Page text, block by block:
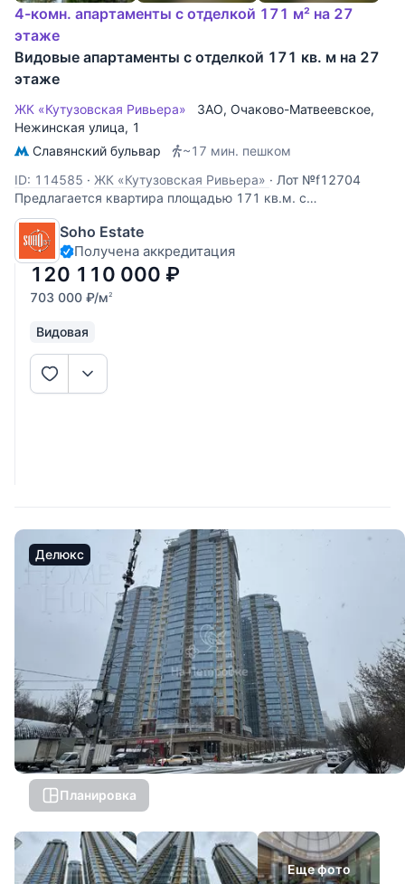
4-комн. апартаменты с отделкой 171 м² на 27
этаже
Видовые апартаменты с отделкой 171 кв. м на 27
этаже
ЖК «Кутузовская Ривьера» ЗАО, Очаково-Матвеевское,
Нежинская улица, 1
Славянский бульвар
~17 мин. пешком
ID: 114585 · ЖК «Кутузовская Ривьера» · Лот №f12704
Предлагается квартира площадью 171 кв.м. с
дизайнерской отделкой. Планировка: просторная кухня-
гостиная, 3 спальни, гардеробные комнаты. Полностью
укомплектована всей необходимой мебелью и
встраиваемой техникой. Из окон открывается
Soho Estate
Получена аккредитация
120 110 000 ₽
703 000 ₽/м2
Видовая
Делюкс
Планировка
Еще фото